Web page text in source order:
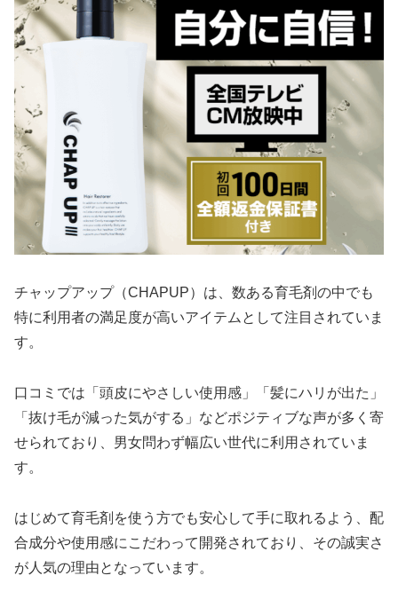
チャップアップ（CHAPUP）は、数ある育毛剤の中でも
特に利用者の満足度が高いアイテムとして注目されていま
す。
口コミでは「頭皮にやさしい使用感」「髪にハリが出た」
「抜け毛が減った気がする」などポジティブな声が多く寄
せられており、男女問わず幅広い世代に利用されていま
す。
はじめて育毛剤を使う方でも安心して手に取れるよう、配
合成分や使用感にこだわって開発されており、その誠実さ
が人気の理由となっています。